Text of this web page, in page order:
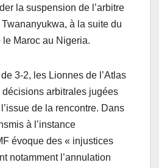
la suspension de l’arbitre
à la suite du
Maroc au Nigeria.
3-2, les Lionnes de l’Atlas
arbitrales jugées
de la rencontre. Dans
à l’instance
évoque des « injustices
notamment l’annulation